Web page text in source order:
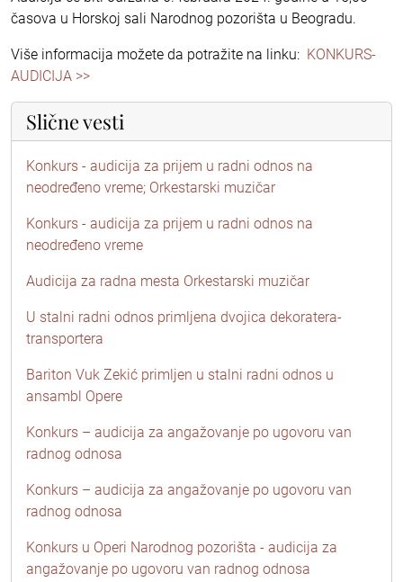
časova u Horskoj sali Narodnog pozorišta u Beogradu.
Više informacija možete da potražite na linku: KONKURS-
AUDICIJA >>
Slične vesti
Konkurs - audicija za prijem u radni odnos na
neodređeno vreme; Orkestarski muzičar
Konkurs - audicija za prijem u radni odnos na
neodređeno vreme
Audicija za radna mesta Orkestarski muzičar
U stalni radni odnos primljena dvojica dekoratera-
transportera
Bariton Vuk Zekić primljen u stalni radni odnos u
ansambl Opere
Konkurs – audicija za angažovanje po ugovoru van
radnog odnosa
Konkurs – audicija za angažovanje po ugovoru van
radnog odnosa
Konkurs u Operi Narodnog pozorišta - audicija za
angažovanje po ugovoru van radnog odnosa